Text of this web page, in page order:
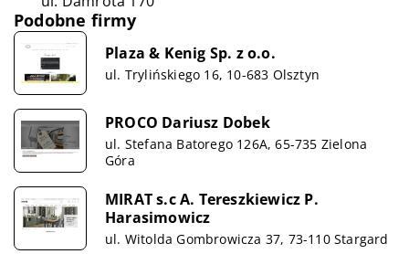
Podobne firmy
Plaza & Kenig Sp. z o.o.
ul. Trylińskiego 16, 10-683 Olsztyn
PROCO Dariusz Dobek
ul. Stefana Batorego 126A, 65-735 Zielona
Góra
MIRAT s.c A. Tereszkiewicz P.
Harasimowicz
ul. Witolda Gombrowicza 37, 73-110 Stargard